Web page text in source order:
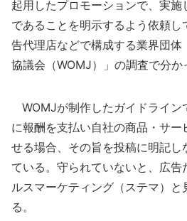
起用したプロモーションで、実
であることを明示するよう依頼
告代理店などで構成する業界団体
協議会（WOMJ）」の調査で分か
WOMJが制作したガイドライン
に報酬を支払い自社の商品・サー
せる場合、その旨を投稿に明記し
ている。守られていないと、広
ルスマーケティング（ステマ）と
る。